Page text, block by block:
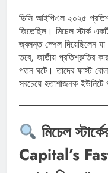
ডিসি আইপিএল ২০২৫
জিতেছিল। মিচেল স্টার্ক
জ্বলন্ত স্পেল দিয়েছিলেন যা
তবে, জাতীয় প্রতিশ্রুতির
পতন ঘটে। তাদের ফাস্ট
সবচেয়ে হতাশাজনক ইউনিটে
মিচেল
Capital’s